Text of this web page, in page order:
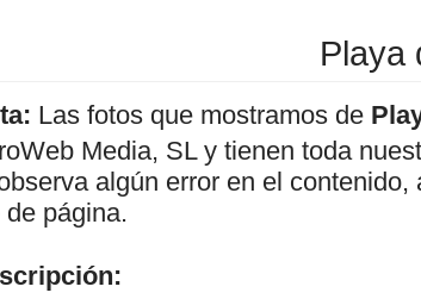
Playa
Las fotos que mostramos de
Media, SL y tienen toda
algún error en el
de página.